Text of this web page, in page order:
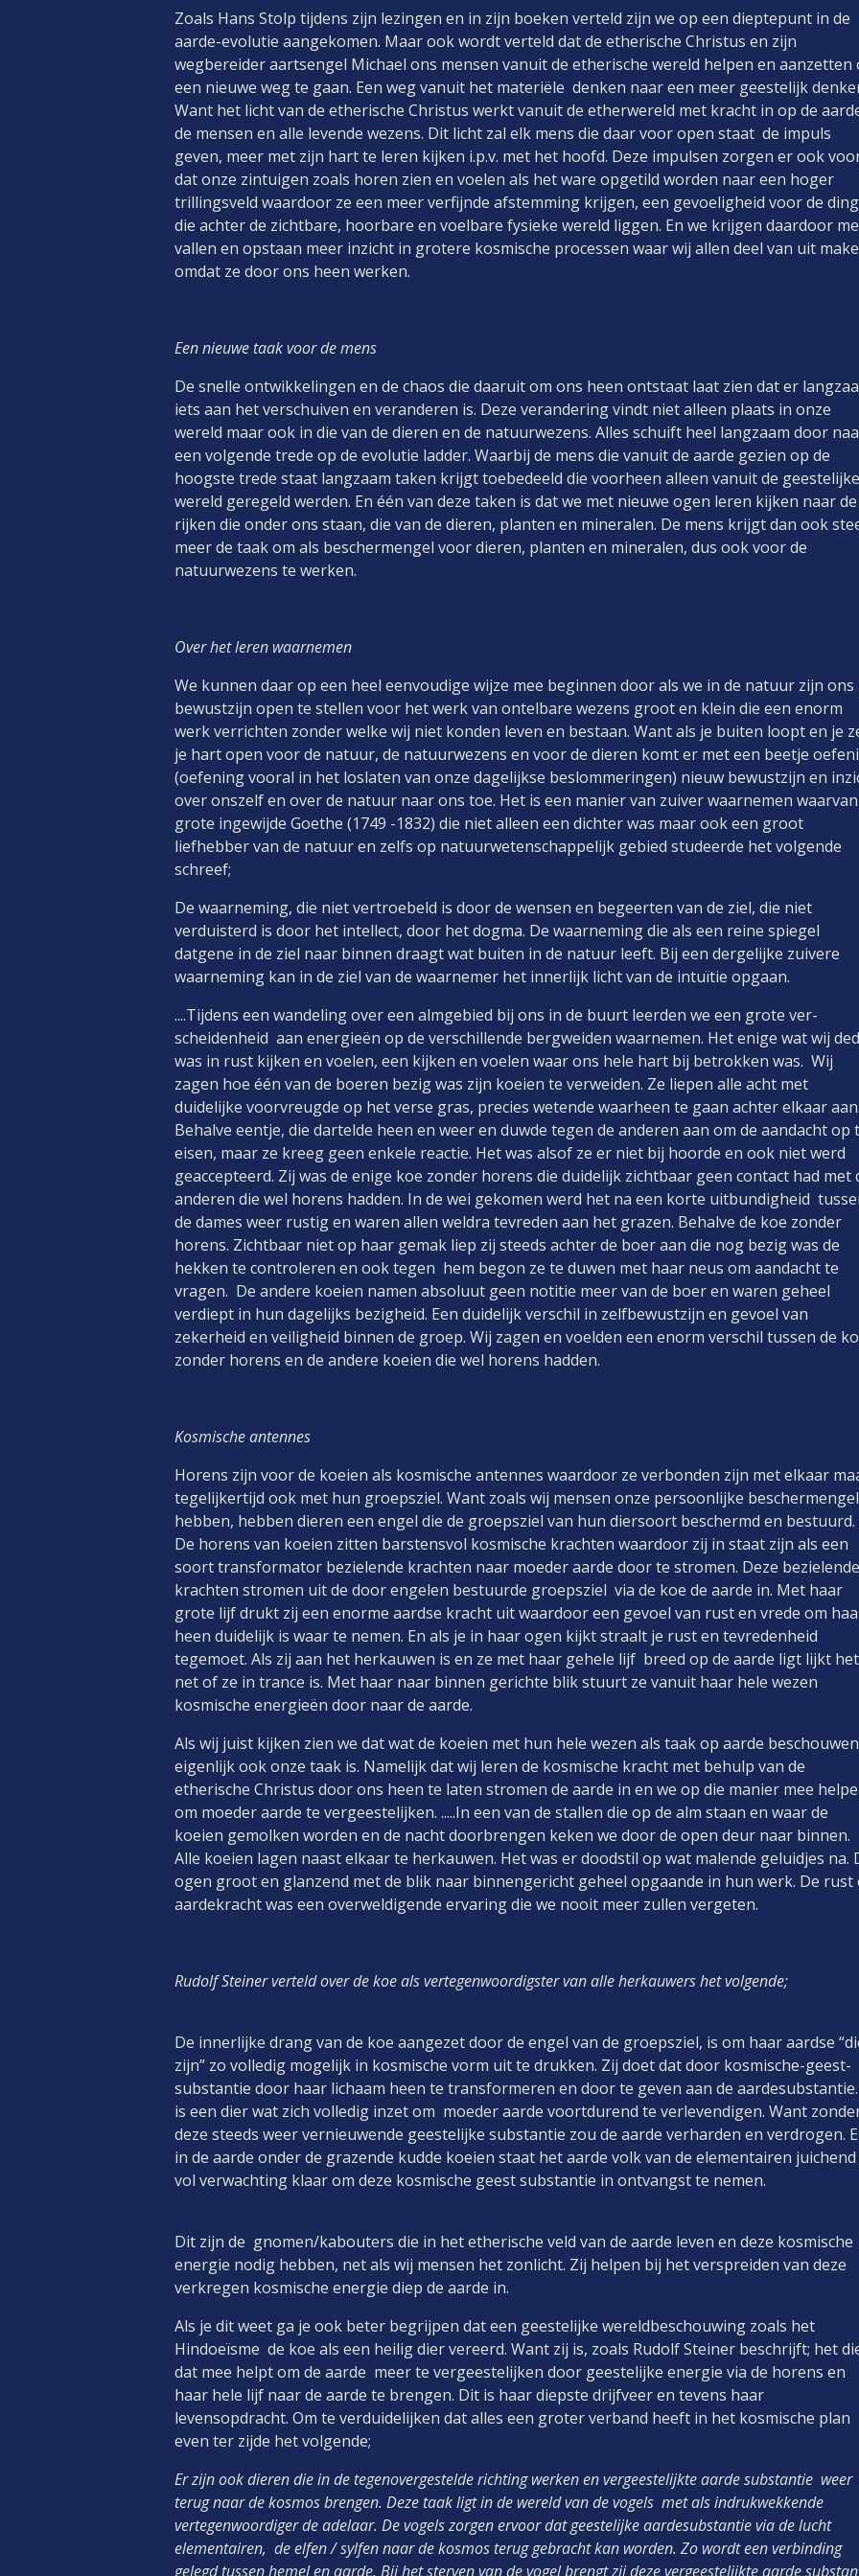
Zoals Hans Stolp tijdens zijn lezingen en in zijn boeken verteld zijn we op een dieptepunt in de
aarde-evolutie aangekomen. Maar ook wordt verteld dat de etherische Christus en zijn
wegbereider aartsengel Michael ons mensen vanuit de etherische wereld helpen en aanzetten
een nieuwe weg te gaan. Een weg vanuit het materiële denken naar een meer geestelijk
Want het licht van de etherische Christus werkt vanuit de etherwereld met kracht in op de
de mensen en alle levende wezens. Dit licht zal elk mens die daar voor open staat de impuls
geven, meer met zijn hart te leren kijken i.p.v. met het hoofd. Deze impulsen zorgen er ook
dat onze zintuigen zoals horen zien en voelen als het ware opgetild worden naar een hoger
trillingsveld waardoor ze een meer verfijnde afstemming krijgen, een gevoeligheid voor de
die achter de zichtbare, hoorbare en voelbare fysieke wereld liggen. En we krijgen daardoor
vallen en opstaan meer inzicht in grotere kosmische processen waar wij allen deel van uit
omdat ze door ons heen werken.
Een nieuwe taak voor de mens
De snelle ontwikkelingen en de chaos die daaruit om ons heen ontstaat laat zien dat er
iets aan het verschuiven en veranderen is. Deze verandering vindt niet alleen plaats in onze
wereld maar ook in die van de dieren en de natuurwezens. Alles schuift heel langzaam door
een volgende trede op de evolutie ladder. Waarbij de mens die vanuit de aarde gezien op de
hoogste trede staat langzaam taken krijgt toebedeeld die voorheen alleen vanuit de geestelijke
wereld geregeld werden. En één van deze taken is dat we met nieuwe ogen leren kijken naar de
rijken die onder ons staan, die van de dieren, planten en mineralen. De mens krijgt dan ook
meer de taak om als beschermengel voor dieren, planten en mineralen, dus ook voor de
natuurwezens te werken.
Over het leren waarnemen
We kunnen daar op een heel eenvoudige wijze mee beginnen door als we in de natuur zijn ons
bewustzijn open te stellen voor het werk van ontelbare wezens groot en klein die een enorm
werk verrichten zonder welke wij niet konden leven en bestaan. Want als je buiten loopt en je
je hart open voor de natuur, de natuurwezens en voor de dieren komt er met een beetje
(oefening vooral in het loslaten van onze dagelijkse beslommeringen) nieuw bewustzijn en
over onszelf en over de natuur naar ons toe. Het is een manier van zuiver waarnemen
grote ingewijde Goethe (1749 -1832) die niet alleen een dichter was maar ook een groot
liefhebber van de natuur en zelfs op natuurwetenschappelijk gebied studeerde het volgende
schreef;
De waarneming, die niet vertroebeld is door de wensen en begeerten van de ziel, die niet
verduisterd is door het intellect, door het dogma. De waarneming die als een reine spiegel
datgene in de ziel naar binnen draagt wat buiten in de natuur leeft. Bij een dergelijke zuivere
waarneming kan in de ziel van de waarnemer het innerlijk licht van de intuïtie opgaan.
....Tijdens een wandeling over een almgebied bij ons in de buurt leerden we een grote ver-
scheidenheid aan energieën op de verschillende bergweiden waarnemen. Het enige wat wij
was in rust kijken en voelen, een kijken en voelen waar ons hele hart bij betrokken was. Wij
zagen hoe één van de boeren bezig was zijn koeien te verweiden. Ze liepen alle acht met
duidelijke voorvreugde op het verse gras, precies wetende waarheen te gaan achter elkaar aan.
Behalve eentje, die dartelde heen en weer en duwde tegen de anderen aan om de aandacht op
eisen, maar ze kreeg geen enkele reactie. Het was alsof ze er niet bij hoorde en ook niet werd
geaccepteerd. Zij was de enige koe zonder horens die duidelijk zichtbaar geen contact had met
anderen die wel horens hadden. In de wei gekomen werd het na een korte uitbundigheid
de dames weer rustig en waren allen weldra tevreden aan het grazen. Behalve de koe zonder
horens. Zichtbaar niet op haar gemak liep zij steeds achter de boer aan die nog bezig was de
hekken te controleren en ook tegen hem begon ze te duwen met haar neus om aandacht te
vragen. De andere koeien namen absoluut geen notitie meer van de boer en waren geheel
verdiept in hun dagelijks bezigheid. Een duidelijk verschil in zelfbewustzijn en gevoel van
zekerheid en veiligheid binnen de groep. Wij zagen en voelden een enorm verschil tussen de
zonder horens en de andere koeien die wel horens hadden.
Kosmische antennes
Horens zijn voor de koeien als kosmische antennes waardoor ze verbonden zijn met elkaar
tegelijkertijd ook met hun groepsziel. Want zoals wij mensen onze persoonlijke beschermengel
hebben, hebben dieren een engel die de groepsziel van hun diersoort beschermd en bestuurd.
De horens van koeien zitten barstensvol kosmische krachten waardoor zij in staat zijn als een
soort transformator bezielende krachten naar moeder aarde door te stromen. Deze bezielende
krachten stromen uit de door engelen bestuurde groepsziel via de koe de aarde in. Met haar
grote lijf drukt zij een enorme aardse kracht uit waardoor een gevoel van rust en vrede om
heen duidelijk is waar te nemen. En als je in haar ogen kijkt straalt je rust en tevredenheid
tegemoet. Als zij aan het herkauwen is en ze met haar gehele lijf breed op de aarde ligt lijkt het
net of ze in trance is. Met haar naar binnen gerichte blik stuurt ze vanuit haar hele wezen
kosmische energieën door naar de aarde.
Als wij juist kijken zien we dat wat de koeien met hun hele wezen als taak op aarde beschouwen
eigenlijk ook onze taak is. Namelijk dat wij leren de kosmische kracht met behulp van de
etherische Christus door ons heen te laten stromen de aarde in en we op die manier mee
om moeder aarde te vergeestelijken. .....In een van de stallen die op de alm staan en waar de
koeien gemolken worden en de nacht doorbrengen keken we door de open deur naar binnen.
Alle koeien lagen naast elkaar te herkauwen. Het was er doodstil op wat malende geluidjes na.
ogen groot en glanzend met de blik naar binnengericht geheel opgaande in hun werk. De rust
aardekracht was een overweldigende ervaring die we nooit meer zullen vergeten.
Rudolf Steiner verteld over de koe als vertegenwoordigster van alle herkauwers het volgende;
De innerlijke drang van de koe aangezet door de engel van de groepsziel, is om haar aardse
zijn” zo volledig mogelijk in kosmische vorm uit te drukken. Zij doet dat door kosmische-geest-
substantie door haar lichaam heen te transformeren en door te geven aan de
is een dier wat zich volledig inzet om moeder aarde voortdurend te verlevendigen. Want
deze steeds weer vernieuwende geestelijke substantie zou de aarde verharden en verdrogen.
in de aarde onder de grazende kudde koeien staat het aarde volk van de elementairen juichend
vol verwachting klaar om deze kosmische geest substantie in ontvangst te
Dit zijn de gnomen/kabouters die in het etherische veld van de aarde leven en deze kosmische
energie nodig hebben, net als wij mensen het zonlicht. Zij helpen bij het verspreiden van deze
verkregen kosmische energie diep de aarde in.
Als je dit weet ga je ook beter begrijpen dat een geestelijke wereldbeschouwing zoals het
Hindoeïsme de koe als een heilig dier vereerd. Want zij is, zoals Rudolf Steiner beschrijft; het
dat mee helpt om de aarde meer te vergeestelijken door geestelijke energie via de horens en
haar hele lijf naar de aarde te brengen. Dit is haar diepste drijfveer en tevens haar
levensopdracht. Om te verduidelijken dat alles een groter verband heeft in het kosmische plan
even ter zijde het volgende;
Er zijn ook dieren die in de tegenovergestelde richting werken en vergeestelijkte aarde substantie weer
terug naar de kosmos brengen. Deze taak ligt in de wereld van de vogels met als indrukwekkende
vertegenwoordiger de adelaar. De vogels zorgen ervoor dat geestelijke aardesubstantie via de lucht
elementairen, de elfen / sylfen naar de kosmos terug gebracht kan worden. Zo wordt een verbinding
gelegd tussen hemel en aarde. Bij het sterven van de vogel brengt zij deze vergeestelijkte aarde